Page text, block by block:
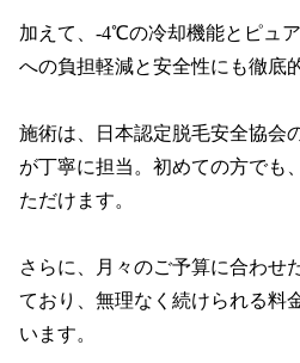
加えて、‐4℃の冷却機能とピュ
への負担軽減と安全性にも徹底
施術は、日本認定脱毛安全協会
が丁寧に担当。初めての方でも
ただけます。
さらに、月々のご予算に合わせ
ており、無理なく続けられる料
います。